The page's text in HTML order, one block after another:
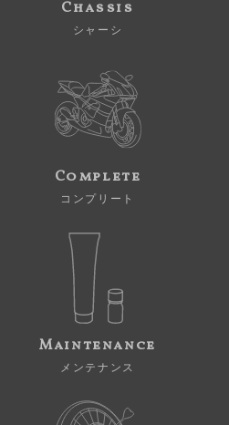
Chassis
シャーシ
Complete
コンプリート
Maintenance
メンテナンス